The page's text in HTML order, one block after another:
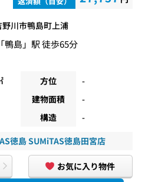
川市鴨島町上浦
「鴨島」駅 徒歩65分
方位
-
建物面積
-
構造 -
徳島 SUMiTAS徳島田宮店
お気に入り物件